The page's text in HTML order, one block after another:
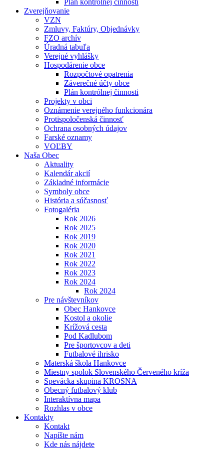
Plán kontrólnej činnosti
Zverejňovanie
VZN
Zmluvy, Faktúry, Objednávky
FZO archív
Úradná tabuľa
Verejné vyhlášky
Hospodárenie obce
Rozpočtové opatrenia
Záverečné účty obce
Plán kontrólnej činnosti
Projekty v obci
Oznámenie verejného funkcionára
Protispoločenská činnosť
Ochrana osobných údajov
Farské oznamy
VOĽBY
Naša Obec
Aktuality
Kalendár akcií
Základné informácie
Symboly obce
História a súčasnosť
Fotogaléria
Rok 2026
Rok 2025
Rok 2019
Rok 2020
Rok 2021
Rok 2022
Rok 2023
Rok 2024
Rok 2024
Pre návštevníkov
Obec Hankovce
Kostol a okolie
Krížová cesta
Pod Kadlubom
Pre športovcov a deti
Futbalové ihrisko
Materská škola Hankovce
Miestny spolok Slovenského Červeného kríža
Spevácka skupina KROSNA
Obecný futbalový klub
Interaktívna mapa
Rozhlas v obce
Kontakty
Kontakt
Napíšte nám
Kde nás nájdete